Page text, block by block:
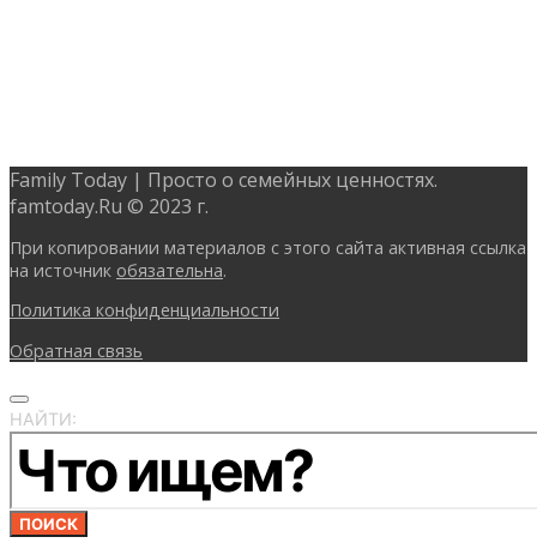
Family Today | Просто о семейных ценностях.
famtoday.Ru © 2023 г.
При копировании материалов с этого сайта активная ссылка
на источник обязательна.
Политика конфиденциальности
Обратная связь
НАЙТИ:
ПОИСК